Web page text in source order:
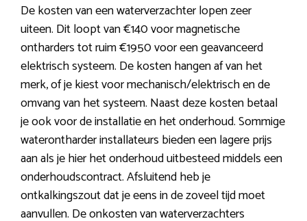
De kosten van een waterverzachter lopen zeer
uiteen. Dit loopt van €140 voor magnetische
ontharders tot ruim €1950 voor een geavanceerd
elektrisch systeem. De kosten hangen af van het
merk, of je kiest voor mechanisch/elektrisch en de
omvang van het systeem. Naast deze kosten betaal
je ook voor de installatie en het onderhoud. Sommige
waterontharder installateurs bieden een lagere prijs
aan als je hier het onderhoud uitbesteed middels een
onderhoudscontract. Afsluitend heb je
ontkalkingszout dat je eens in de zoveel tijd moet
aanvullen. De onkosten van waterverzachters